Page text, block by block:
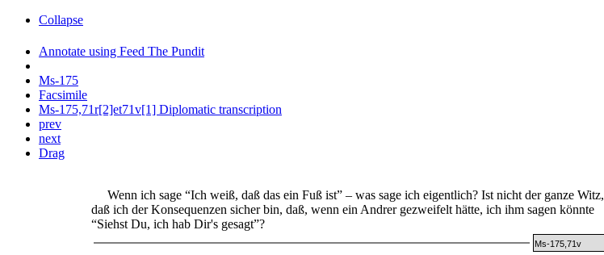
Collapse
Annotate using Feed The Pundit
Ms-175
Facsimile
Ms-175,71r[2]et71v[1] Diplomatic transcription
prev
next
Drag
Wenn ich sage “Ich weiß, daß das ein Fuß ist” – was sage ich eigentlich? Ist nicht der ganze Witz,
daß ich der Konsequenzen sicher bin, daß, wenn ein Andrer gezweifelt hätte, ich ihm sagen könnte
“Siehst Du, ich hab Dir's gesagt”?
Ms-175,71v